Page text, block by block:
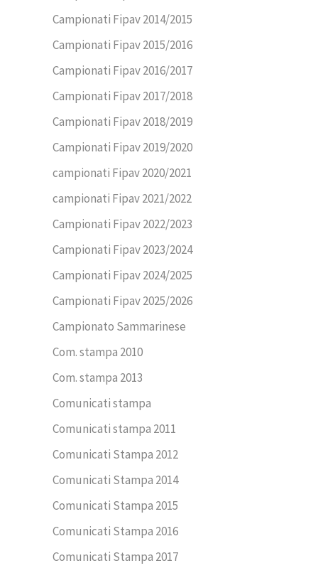
Campionati Fipav 2014/2015
Campionati Fipav 2015/2016
Campionati Fipav 2016/2017
Campionati Fipav 2017/2018
Campionati Fipav 2018/2019
Campionati Fipav 2019/2020
campionati Fipav 2020/2021
campionati Fipav 2021/2022
Campionati Fipav 2022/2023
Campionati Fipav 2023/2024
Campionati Fipav 2024/2025
Campionati Fipav 2025/2026
Campionato Sammarinese
Com. stampa 2010
Com. stampa 2013
Comunicati stampa
Comunicati stampa 2011
Comunicati Stampa 2012
Comunicati Stampa 2014
Comunicati Stampa 2015
Comunicati Stampa 2016
Comunicati Stampa 2017